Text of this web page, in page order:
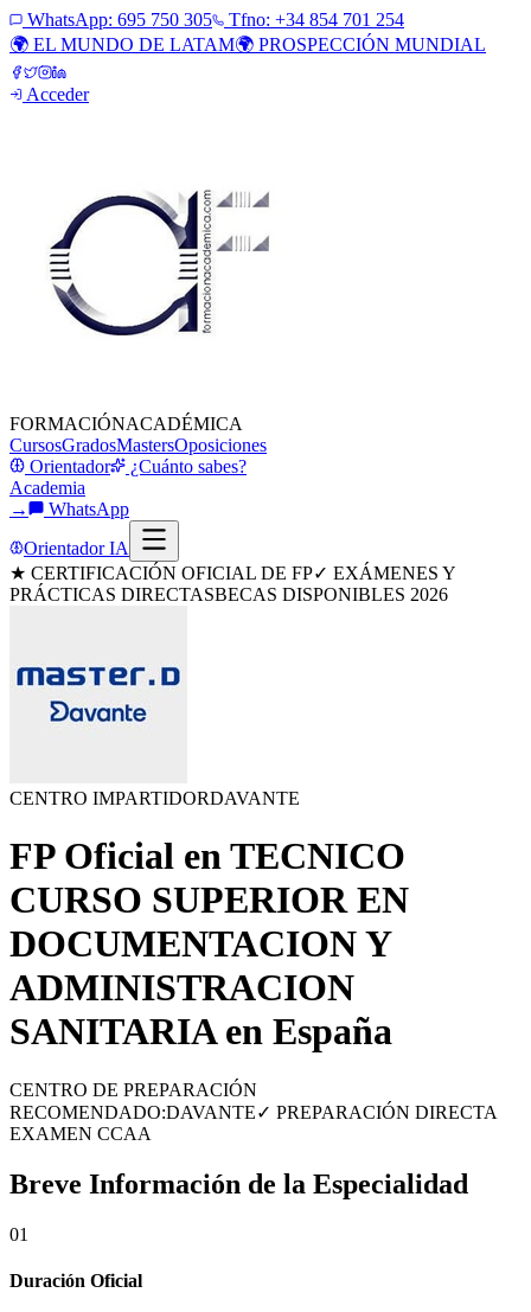
WhatsApp: 695 750 305
Tfno: +34 854 701 254
🌍 EL MUNDO DE LATAM🌍 PROSPECCIÓN MUNDIAL
Acceder
FORMACIÓNACADÉMICA
CursosGradosMastersOposiciones
Orientador
¿Cuánto sabes?
Academia
→
WhatsApp
Orientador IA
★ CERTIFICACIÓN OFICIAL DE FP✓ EXÁMENES Y
PRÁCTICAS DIRECTASBECAS DISPONIBLES 2026
CENTRO IMPARTIDORDAVANTE
FP Oficial enTECNICO
CURSO SUPERIOR EN
DOCUMENTACION Y
ADMINISTRACION
SANITARIAen España
CENTRO DE PREPARACIÓN
RECOMENDADO:DAVANTE✓ PREPARACIÓN DIRECTA
EXAMEN CCAA
Breve Información de la Especialidad
01
Duración Oficial